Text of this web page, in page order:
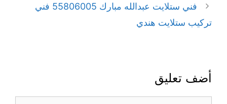
فني ستلايت عبدالله مبارك 55806005 فني
تركيب ستلايت هندي
أضف تعليق